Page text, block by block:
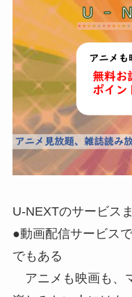
U-NEXTのサービス
●動画配信サービス
でもある
アニメも映画も、